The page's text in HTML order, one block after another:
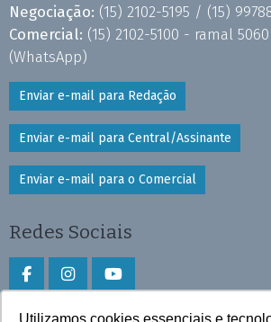
Utilizamos cookies essenciais e
Negociação: (15) 2102-5195 / (15)
Comercial: (15) 2102-5100 - ramal
(WhatsApp)
Enviar e-mail para Redação
Enviar e-mail para Central/Assinante
Enviar e-mail para o Comercial
Redes Sociais